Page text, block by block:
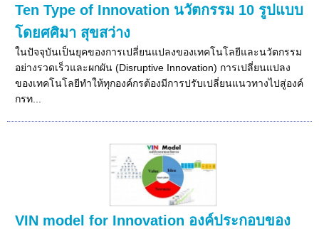
Ten Type of Innovation นวัตกรรม 10 รูปแบบ
โดยศศิมา สุขสว่าง
ในปัจจุบันเป็นยุคของการเปลี่ยนแปลงของเทคโนโลยีและนวัตกรรม
อย่างรวดเร็วและผกผัน (Disruptive Innovation) การเปลี่ยนแปลง
ของเทคโนโลยีทำให้ทุกองค์กรต้องมีการปรับเปลี่ยนแนวทางไปสู่องค์
กรท...
VIN model for Innovation องค์ประกอบของ